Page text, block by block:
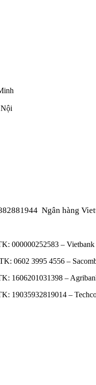
Ngân hàng
000000252583 –
0602 3995 4556 –
1606201031398 –
19035932819014 –